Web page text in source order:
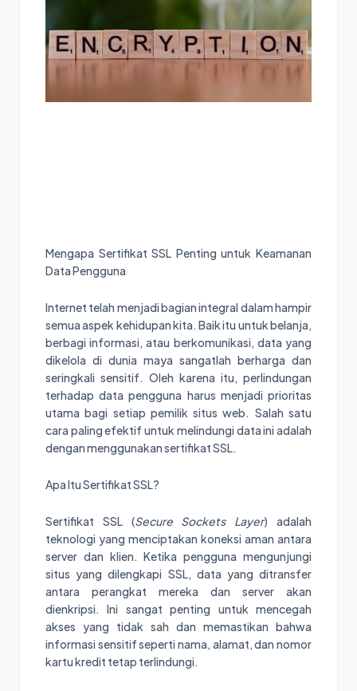
Mengapa Sertifikat SSL Penting untuk Keamanan
Data Pengguna
Internet telah menjadi bagian integral dalam hampir
semua aspek kehidupan kita. Baik itu untuk belanja,
berbagi informasi, atau berkomunikasi, data yang
dikelola di dunia maya sangatlah berharga dan
seringkali sensitif. Oleh karena itu, perlindungan
terhadap data pengguna harus menjadi prioritas
utama bagi setiap pemilik situs web. Salah satu
cara paling efektif untuk melindungi data ini adalah
dengan menggunakan sertifikat SSL.
Apa Itu Sertifikat SSL?
Sertifikat SSL (Secure Sockets Layer) adalah
teknologi yang menciptakan koneksi aman antara
server dan klien. Ketika pengguna mengunjungi
situs yang dilengkapi SSL, data yang ditransfer
antara perangkat mereka dan server akan
dienkripsi. Ini sangat penting untuk mencegah
akses yang tidak sah dan memastikan bahwa
informasi sensitif seperti nama, alamat, dan nomor
kartu kredit tetap terlindungi.